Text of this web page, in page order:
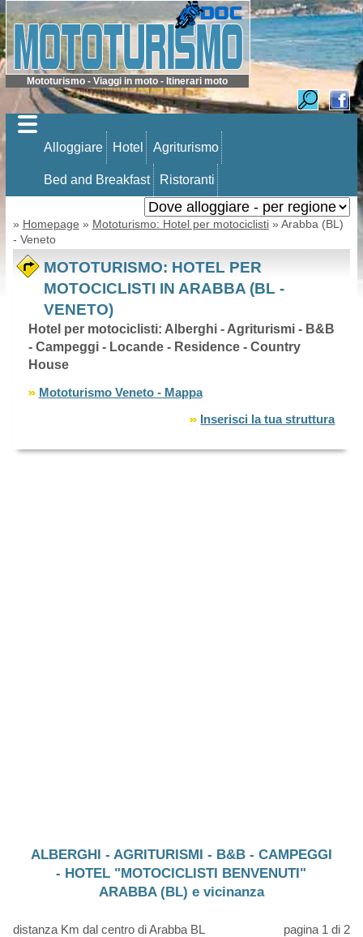
Mototurismo - Viaggi in moto - Itinerari moto
Alloggiare Hotel Agriturismo
Bed and Breakfast Ristoranti
» Homepage » Mototurismo: Hotel per motociclisti» Arabba (BL)
- Veneto
MOTOTURISMO: HOTEL PER
MOTOCICLISTI IN ARABBA (BL -
VENETO)
Hotel per motociclisti: Alberghi - Agriturismi - B&B
- Campeggi - Locande - Residence - Country
House
Mototurismo Veneto - Mappa
Inserisci la tua struttura
ALBERGHI - AGRITURISMI - B&B - CAMPEGGI
- HOTEL "MOTOCICLISTI BENVENUTI"
ARABBA (BL) e vicinanza
distanza Km dal centro di Arabba BL pagina 1 di 2